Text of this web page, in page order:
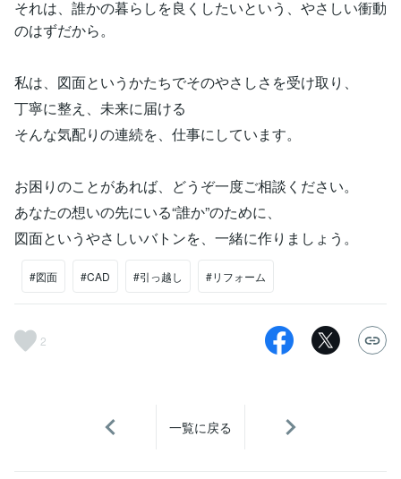
それは、誰かの暮らしを良くしたいという、やさしい衝動
のはずだから。
私は、図面というかたちでそのやさしさを受け取り、
丁寧に整え、未来に届ける
そんな気配りの連続を、仕事にしています。
お困りのことがあれば、どうぞ一度ご相談ください。
あなたの想いの先にいる“誰か”のために、
図面というやさしいバトンを、一緒に作りましょう。
#図面 #CAD #引っ越し #リフォーム
2
一覧に戻る